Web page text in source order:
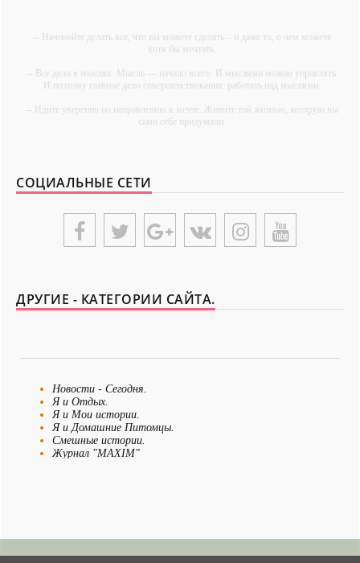
-- Начинайте делать все, что вы можете сделать – и даже то, о чем можете
хотя бы мечтать.
-- Все дело в мыслях. Мысль — начало всего. И мыслями можно управлять.
И поэтому главное дело совершенствования: работать над мыслями.
-- Идите уверенно по направлению к мечте. Живите той жизнью, которую вы
сами себе придумали.
-- Лучшее, что можно сделать с хорошим советом, это пропустить его мимо
ушей. Он никогда не бывает полезен никому, кроме того, кто его дал.
-- Люблю давать советы и очень не люблю, когда их дают мне.
{UNIPLACE}
СОЦИАЛЬНЫЕ СЕТИ
ДРУГИЕ - КАТЕГОРИИ САЙТА.
Новости - Сегодня.
Я и Отдых.
Я и Мои истории.
Я и Домашние Питомцы.
Смешные истории.
Журнал "MAXIM"
Истории из жизни.
Я и Отношения.